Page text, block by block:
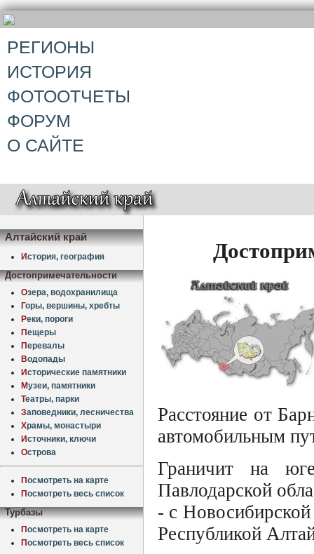
РЕГИОНЫ
ИСТОРИЯ
ФОТООТЧЕТЫ
ФОРУМ
О САЙТЕ
Алтайский край
История, география
Достопримечательности
Озера, водохранилища
Горы, вершины, хребты
Реки, пороги
Пещеры
Перевалы
Водопады
Исторические памятники
Музеи, памятники
Театры, парки
Заповедники, лесничества
Храмы, монастыри
Источники, ключи
Острова
Посмотреть на карте
Посмотреть весь список
Турбазы
Посмотреть на карте
Посмотреть весь список
Расстояние от
автомобильным
Граничит на
Павлодарской
- с
Республикой